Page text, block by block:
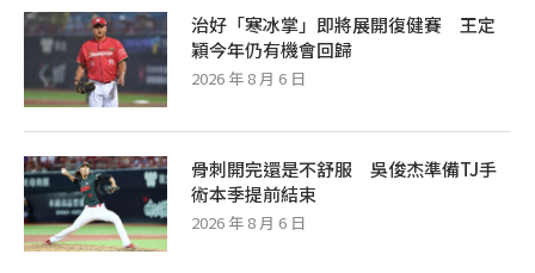
治好「寒冰掌」即將展開復健賽 王定
穎今年仍有機會回歸
2026 年 8 月 6 日
骨刺開完還是不舒服 吳俊杰準備TJ手
術本季提前結束
2026 年 8 月 6 日